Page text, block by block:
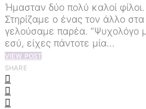
Ήμασταν δύο πολύ καλοί φίλοι.
Στηρίζαμε ο ένας τον άλλο
γελούσαμε παρέα. “Ψυχολόγο
εσύ, είχες πάντοτε μία…
VIEW POST
SHARE